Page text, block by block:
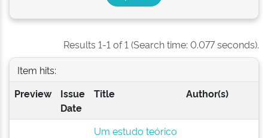
Results 1-1 of 1 (Search time: 0.077 seconds).
Item hits:
Preview
Issue
Date
Title Author(s)
Um estudo teórico